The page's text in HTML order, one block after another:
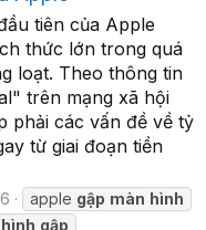
tiên của Apple
thức lớn trong quá
loạt. Theo thông tin
trên mạng xã hội
phải các vấn đề về tỷ
từ giai đoạn tiền
apple gập màn hình
hình gập